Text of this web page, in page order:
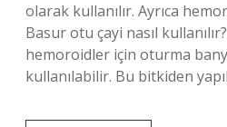
olarak kullanılır. Ayrıca
Basur otu çayi nasıl
hemoroidler için oturma
kullanılabilir. Bu bitkiden